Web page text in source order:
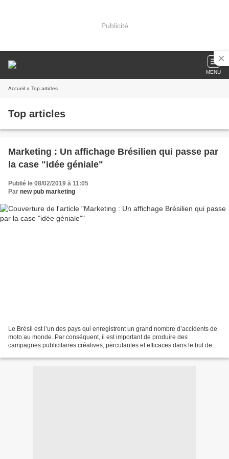
Publicité
MENU
Accueil » Top articles
Top articles
Marketing : Un affichage Brésilien qui passe par
la case "idée géniale"
Publié le 08/02/2019 à 11:05
Par new pub marketing
Le Brésil est l’un des pays qui enregistrent un grand nombre d’accidents de
moto au monde. Par conséquent, il est important de produire des
campagnes publicitaires créatives, percutantes et efficaces dans le but de